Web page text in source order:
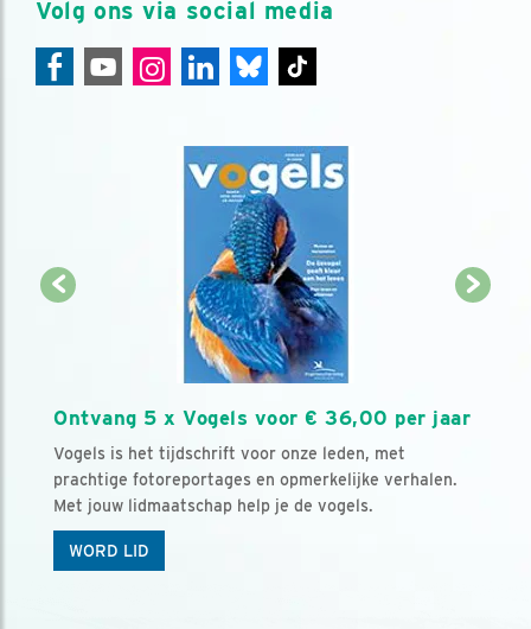
Volg ons via social media
Ontvang 5 x Vogels voor € 36,00 per jaar
Vogels is het tijdschrift voor onze leden, met
prachtige fotoreportages en opmerkelijke verhalen.
Met jouw lidmaatschap help je de vogels.
WORD LID